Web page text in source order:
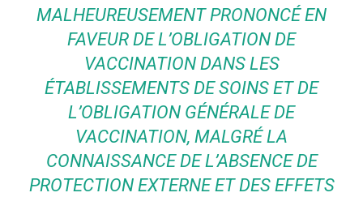
MALHEUREUSEMENT PRONONCÉ EN
FAVEUR DE L’OBLIGATION DE
VACCINATION DANS LES
ÉTABLISSEMENTS DE SOINS ET DE
L’OBLIGATION GÉNÉRALE DE
VACCINATION, MALGRÉ LA
CONNAISSANCE DE L’ABSENCE DE
PROTECTION EXTERNE ET DES EFFETS